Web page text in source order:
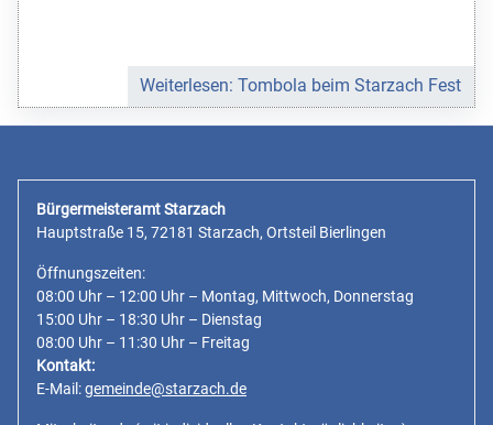
Weiterlesen: Tombola beim Starzach Fest
Bürgermeisteramt Starzach
Hauptstraße 15, 72181 Starzach, Ortsteil Bierlingen
Öffnungszeiten:
08:00 Uhr – 12:00 Uhr – Montag, Mittwoch, Donnerstag
15:00 Uhr – 18:30 Uhr – Dienstag
08:00 Uhr – 11:30 Uhr – Freitag
Kontakt:
E-Mail:gemeinde@starzach.de